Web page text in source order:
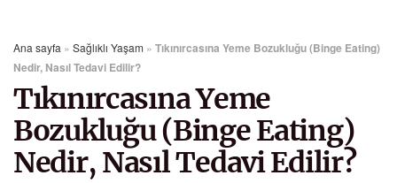
Ana sayfa » Sağlıklı Yaşam » Tıkınırcasına Yeme Bozukluğu (Binge Eating)
Nedir, Nasıl Tedavi Edilir?
Tıkınırcasına Yeme
Bozukluğu (Binge Eating)
Nedir, Nasıl Tedavi Edilir?